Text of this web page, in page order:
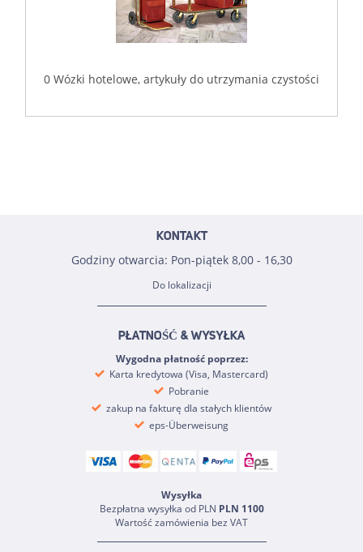
0 Wózki hotelowe, artykuły do utrzymania czystości
KONTAKT
Godziny otwarcia: Pon-piątek 8,00 - 16,30
Do lokalizacji
PŁATNOŚĆ & WYSYŁKA
Wygodna płatność poprzez:
Karta kredytowa (Visa, Mastercard)
Pobranie
zakup na fakturę dla stałych klientów
eps-Überweisung
Wysyłka
Bezpłatna wysyłka od PLN PLN 1100
Wartość zamówienia bez VAT